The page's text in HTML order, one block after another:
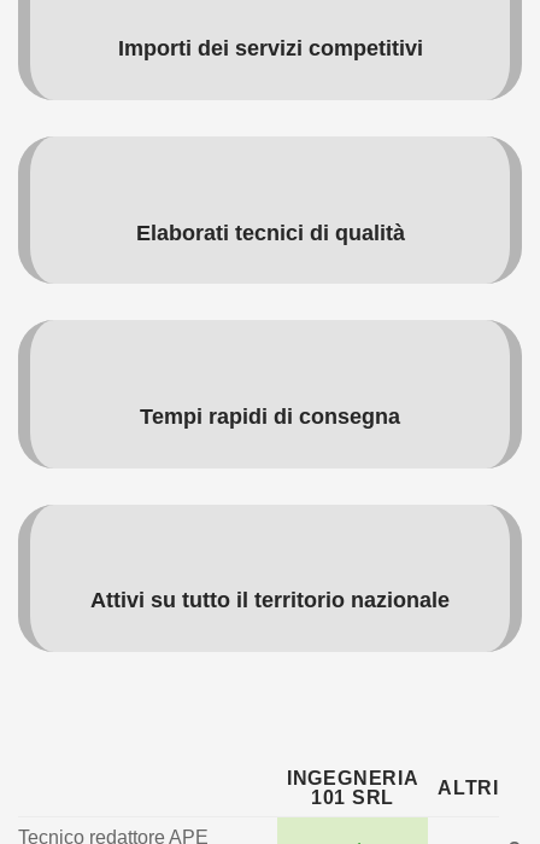
Importi dei servizi competitivi
Elaborati tecnici di qualità
Tempi rapidi di consegna
Attivi su tutto il territorio nazionale
INGEGNERIA
101 SRL
ALTRI
Tecnico redattore APE